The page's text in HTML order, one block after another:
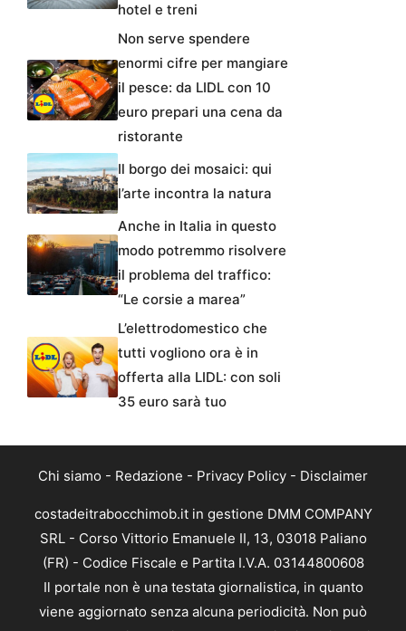
hotel e treni
Non serve spendere
enormi cifre per mangiare
il pesce: da LIDL con 10
euro prepari una cena da
ristorante
Il borgo dei mosaici: qui
l’arte incontra la natura
Anche in Italia in questo
modo potremmo risolvere
il problema del traffico:
“Le corsie a marea”
L’elettrodomestico che
tutti vogliono ora è in
offerta alla LIDL: con soli
35 euro sarà tuo
Chi siamo - Redazione - Privacy Policy - Disclaimer
costadeitrabocchimob.it in gestione DMM COMPANY
SRL - Corso Vittorio Emanuele II, 13, 03018 Paliano
(FR) - Codice Fiscale e Partita I.V.A. 03144800608
Il portale non è una testata giornalistica, in quanto
viene aggiornato senza alcuna periodicità. Non può